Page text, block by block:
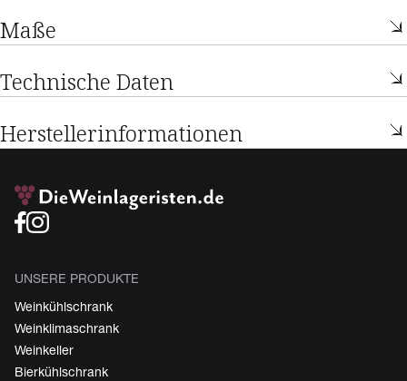
Maße
Technische Daten
Herstellerinformationen
UNSERE PRODUKTE
Weinkühlschrank
Weinklimaschrank
Weinkeller
Bierkühlschrank